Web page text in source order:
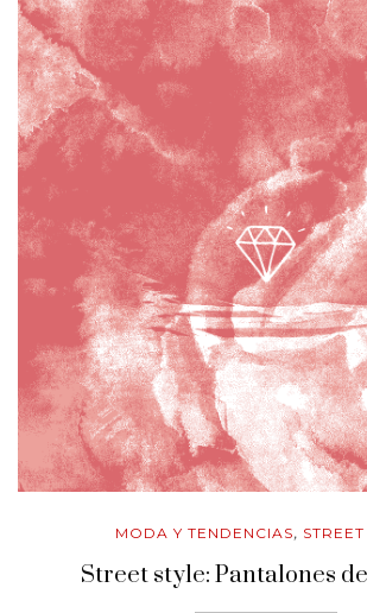
MODA Y TENDENCIAS,
Street style: Pantalones